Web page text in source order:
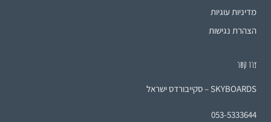
מדיניות עוגיות
הצהרת נגישות
צרו קשר
SKYBOARDS – סקייבורדס ישראל
053-5333644